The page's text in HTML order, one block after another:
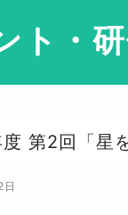
ト・
第2回「星